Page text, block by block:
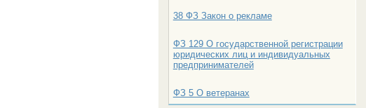
38 ФЗ Закон о рекламе
ФЗ 129 О государственной регистрации
юридических лиц и индивидуальных
предпринимателей
ФЗ 5 О ветеранах